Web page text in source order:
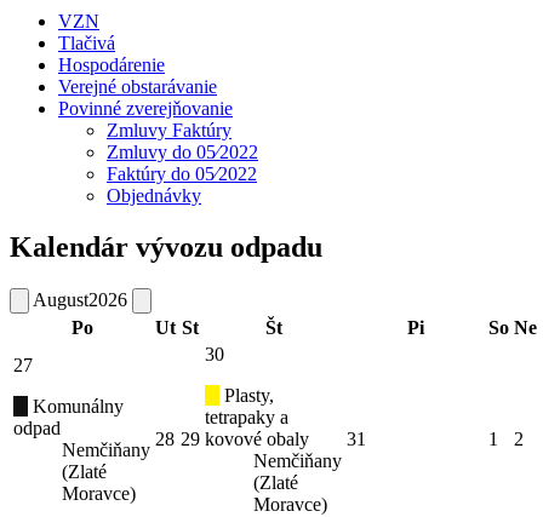
VZN
Tlačivá
Hospodárenie
Verejné obstarávanie
Povinné zverejňovanie
Zmluvy Faktúry
Zmluvy do 05⁄2022
Faktúry do 05⁄2022
Objednávky
Kalendár vývozu odpadu
August2026
Po
Ut St Št Pi So Ne
27
Komunálny
odpad
Nemčiňany
(Zlaté
Moravce)
28 29
30
Plasty,
tetrapaky a
kovové obaly
Nemčiňany
(Zlaté
Moravce)
31 1 2